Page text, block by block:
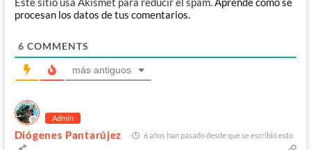
procesan los datos de tus comentarios.
6 COMMENTS
más antiguos
Admin
Diógenes Pantarújez 6 años han pasado desde que se escribió esto